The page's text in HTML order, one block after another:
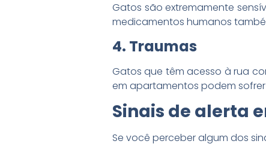
Gatos são extremamente
medicamentos humanos
4. Traumas
Gatos que têm acesso à rua
em apartamentos podem
Sinais de alerta
Se você perceber algum dos